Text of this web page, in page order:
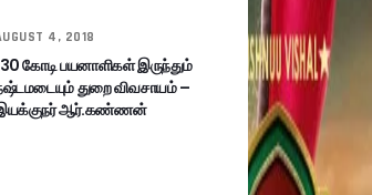
4, 2018
கோடி பயனாளிகள் இருந்தும்
துறை விவசாயம் –
ஆர்.கண்ணன்